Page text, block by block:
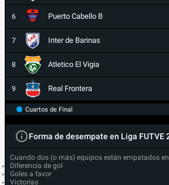
6 Puerto Cabello B
7 Inter de Barinas
8 Atletico El Vigia
9 Real Frontera
Cuartos de Final
Forma de desempate en Liga FUTVE
Cuando dos (o más) equipos están empatados
Diferencia de gol
Goles a favor
Victorias